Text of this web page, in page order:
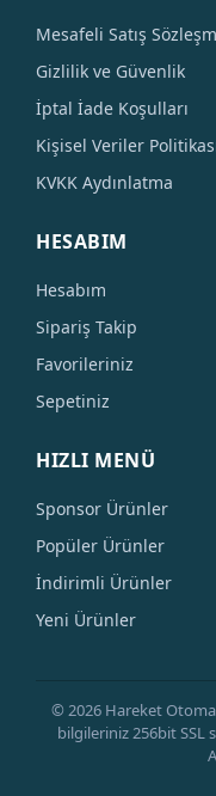
Mesafeli Satış
Gizlilik ve Güvenlik
İptal İade Koşulları
Kişisel Veriler
KVKK Aydınlatma
HESABIM
Hesabım
Sipariş Takip
Favorileriniz
Sepetiniz
HIZLI MENÜ
Sponsor Ürünler
Popüler Ürünler
İndirimli Ürünler
Yeni Ürünler
© 2026 Hareket
bilgileriniz 256bit SSL